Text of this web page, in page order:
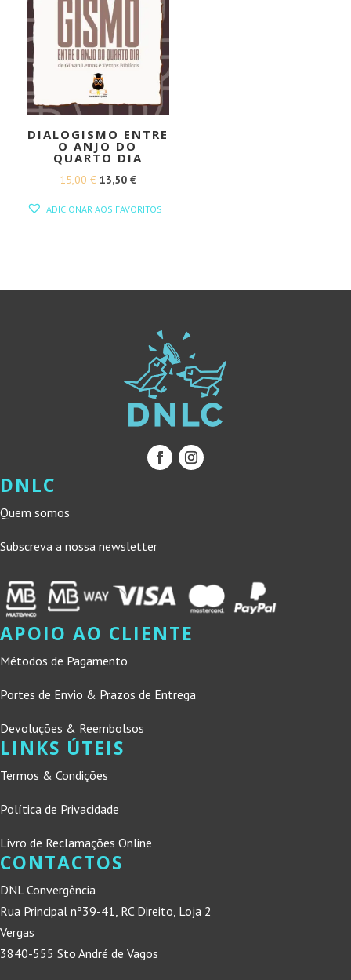
DIALOGISMO ENTRE
O ANJO DO
QUARTO DIA
15,00€ O
13,50 €O
ADICIONAR AOS FAVORITOS
DNLC
Quem somos
Subscreva a nossa newsletter
APOIO AO CLIENTE
Métodos de Pagamento
Portes de Envio & Prazos de Entrega
Devoluções & Reembolsos
LINKS ÚTEIS
Termos & Condições
Política de Privacidade
Livro de Reclamações Online
CONTACTOS
DNL Convergência
Rua Principal nº39-41, RC Direito, Loja 2
Vergas
3840-555 Sto André de Vagos